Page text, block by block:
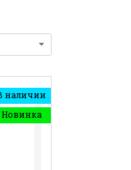
наличии
Новинка